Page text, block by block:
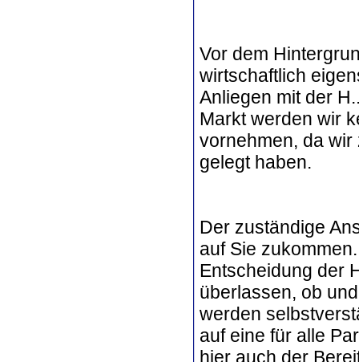
Vor dem
wirtschaftlich
Anliegen mit der
Markt werden wir
vornehmen, da wir
gelegt haben.
Der zuständige
auf Sie
Entscheidung der
überlassen, ob
werden
auf eine für alle
hier auch der